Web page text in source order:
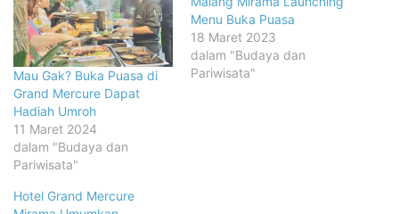
Mau Gak? Buka Puasa di
Grand Mercure Dapat
Hadiah Umroh
11 Maret 2024
dalam "Budaya dan
Pariwisata"
Menu Buka Puasa
18 Maret 2023
dalam "Budaya dan
Pariwisata"
Hotel Grand Mercure